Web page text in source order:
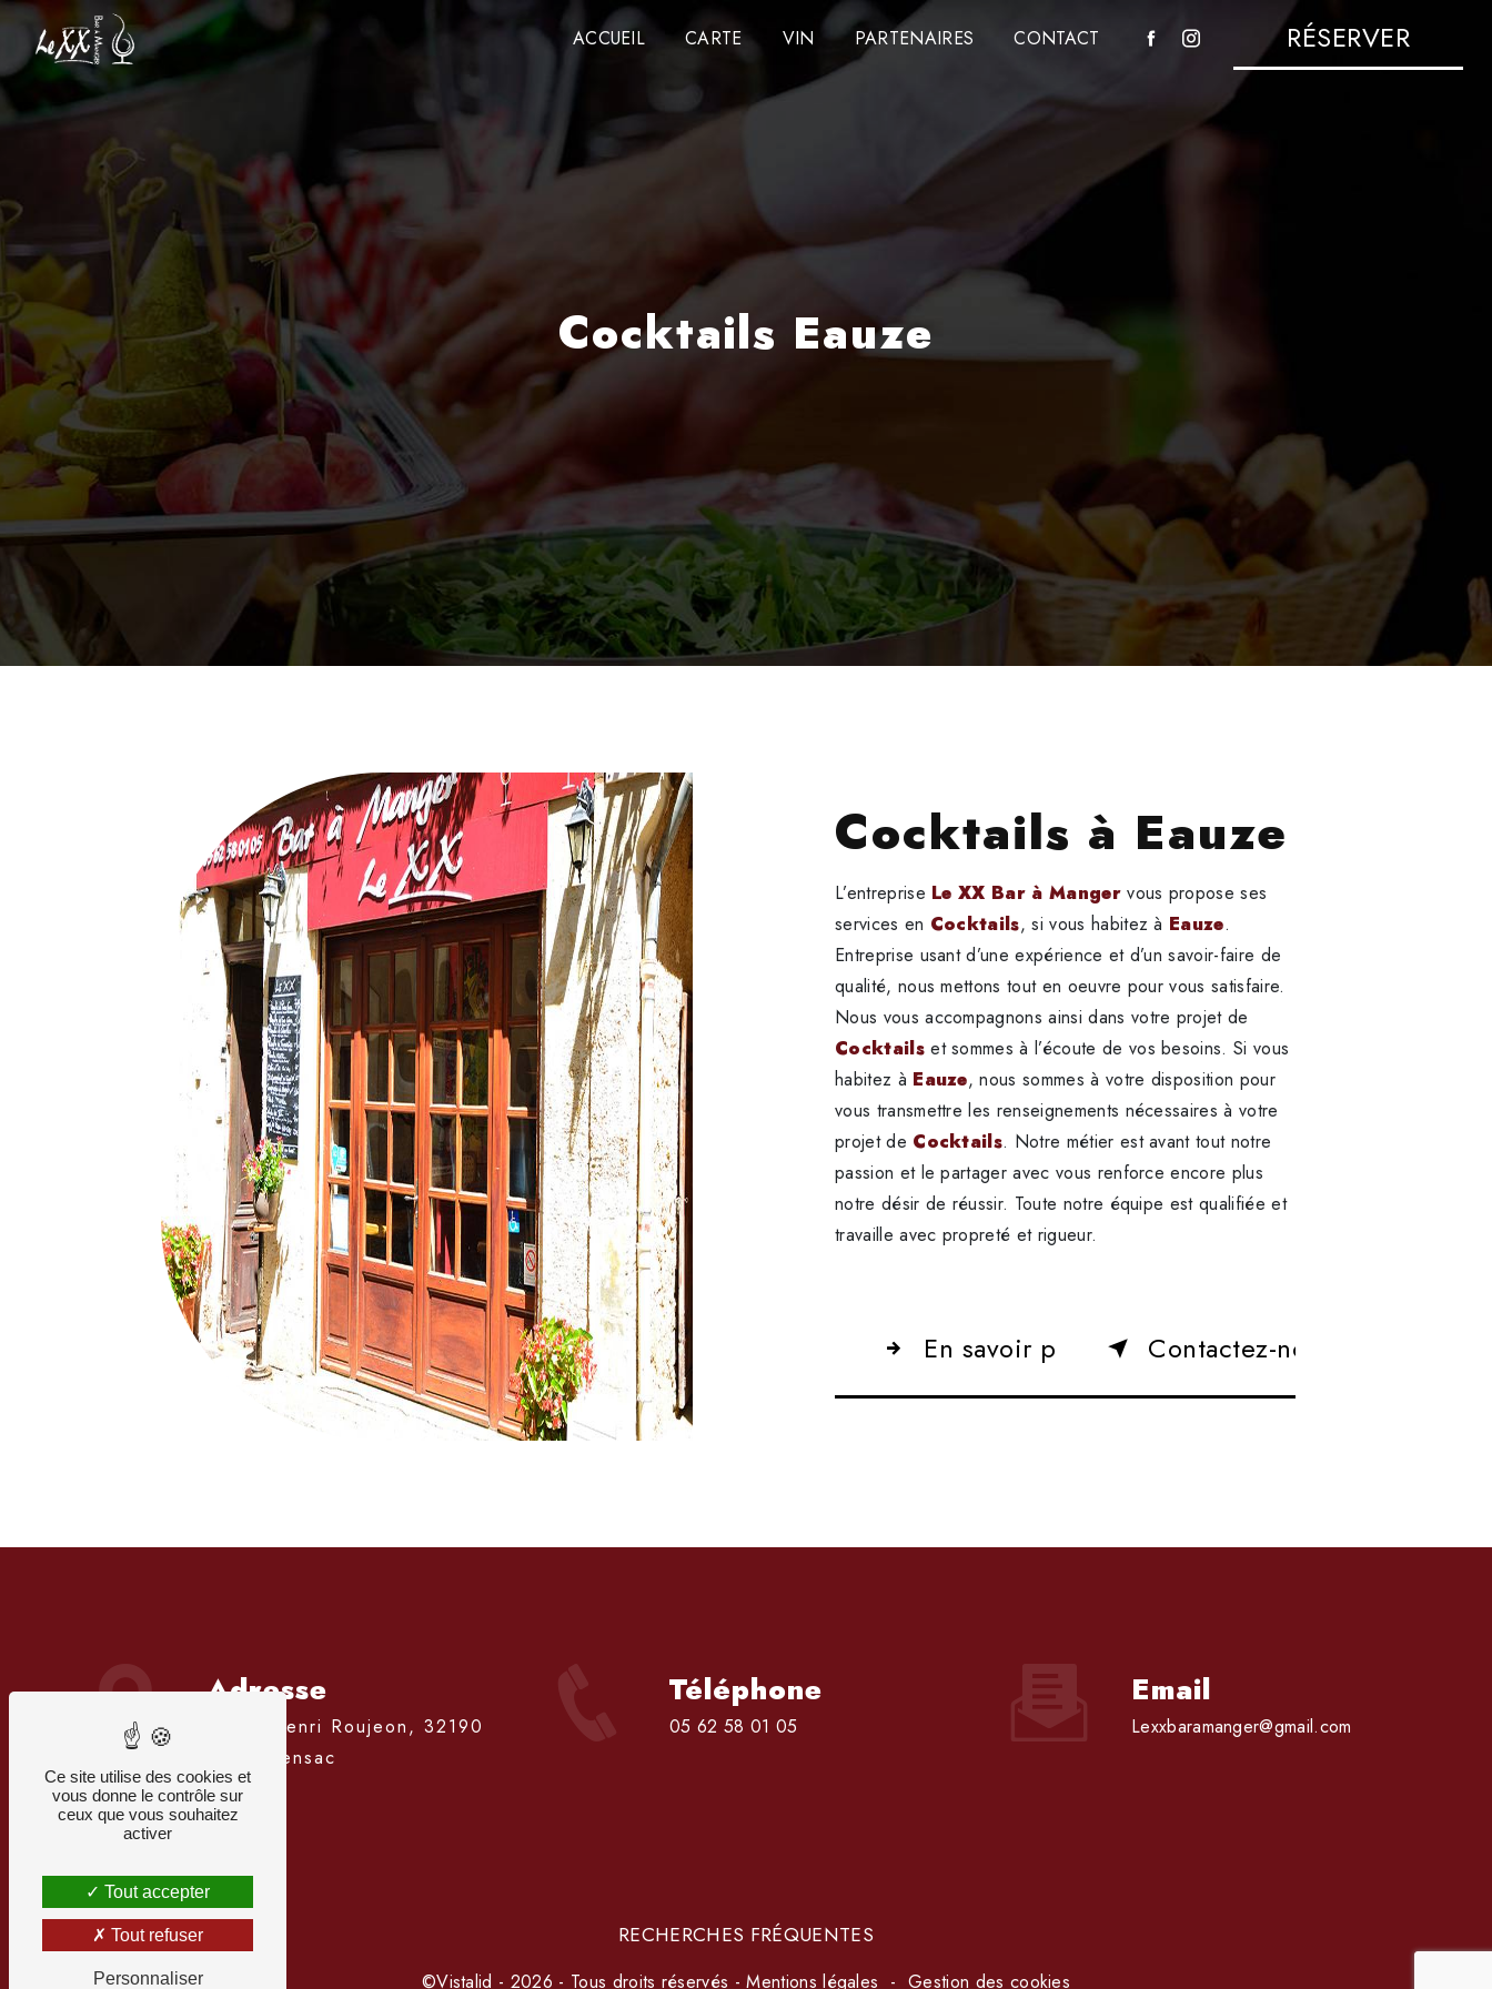
ACCUEIL CARTE VIN PARTENAIRES CONTACT RÉSERVER
Cocktails Eauze
Cocktails à Eauze
L’entreprise Le XX Bar à Mangervous propose ses
services en Cocktails, si vous habitez à Eauze.
Entreprise usant d’une expérience et d’un savoir-faire de
qualité, nous mettons tout en oeuvre pour vous satisfaire.
Nous vous accompagnons ainsi dans votre projet de
Cocktailset sommes à l’écoute de vos besoins. Si vous
habitez à Eauze, nous sommes à votre disposition pour
vous transmettre les renseignements nécessaires à votre
projet de Cocktails. Notre métier est avant tout notre
passion et le partager avec vous renforce encore plus
notre désir de réussir. Toute notre équipe est qualifiée et
travaille avec propreté et rigueur.
En savoir plus Contactez-nous
Adresse
Vic-Fezensac
Téléphone
05 62 58 01 05
Email
lexxbaramanger@gmail.com
RECHERCHES FRÉQUENTES
©Vistalid - 2026 - Tous droits réservés -Mentions légales -Gestion des cookies
Panneau de gestion des cookies
Ce site utilise des cookies et
vous donne le contrôle sur
ceux que vous souhaitez
activer
Tout accepter
Tout refuser
Personnaliser